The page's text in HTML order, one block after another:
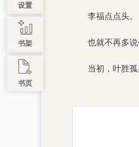
设置
书架
书页
李福点点头。
也就不再多说
当初，叶胜